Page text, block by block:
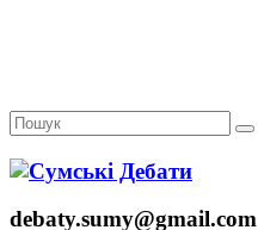
debaty.sumy@gmail.com